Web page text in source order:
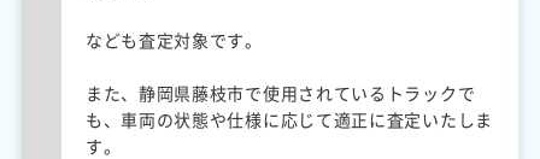
なども査定対象です。
また、静岡県藤枝市で使用されているトラックで
も、車両の状態や仕様に応じて適正に査定いたしま
す。